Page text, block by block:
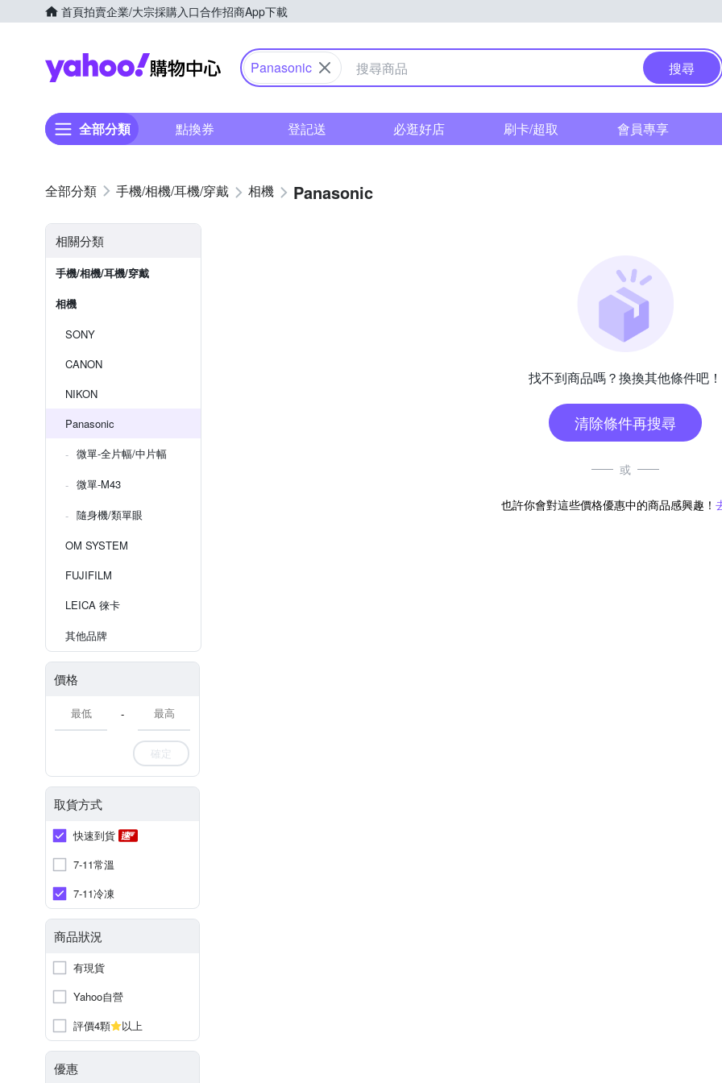
首頁拍賣企業/大宗採購入口合作招商App下載
Yahoo購物中心
Panasonic 搜尋
全部分類 點換券 登記送 必逛好店 刷卡/超取 會員專享
手機/相機/耳機/穿戴 相機 Panasonic
相關分類
手機/相機/耳機/穿戴
相機
SONY
CANON
NIKON
Panasonic
微單-全片幅/中片幅
微單-M43
隨身機/類單眼
OM SYSTEM
FUJIFILM
LEICA 徠卡
其他品牌
價格
-
確定
取貨方式
快速到貨
7-11常溫
7-11冷凍
商品狀況
有現貨
Yahoo自營
評價4顆
以上
優惠
找不到商品嗎？換換其他條件吧！
清除條件再搜尋
或
也許你會對這些價格優惠中的商品感興趣！